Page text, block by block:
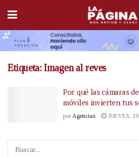
Etiqueta:Imagen al reves
Por qué las cámaras
móviles invierten tus
por Agencias JUEVES,